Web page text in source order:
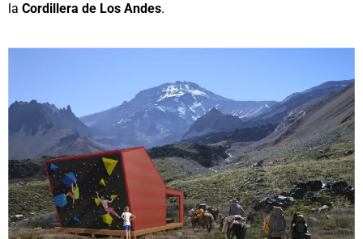
la Cordillera de Los Andes.